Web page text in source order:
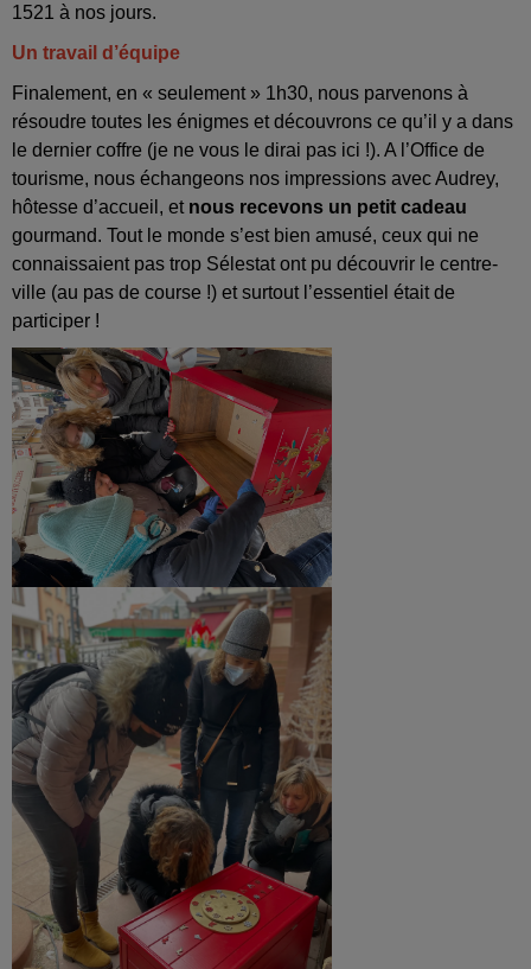
1521 à nos jours.
Un travail d’équipe
Finalement, en « seulement » 1h30, nous parvenons à
résoudre toutes les énigmes et découvrons ce qu’il y a dans
le dernier coffre (je ne vous le dirai pas ici !). A l’Office de
tourisme, nous échangeons nos impressions avec Audrey,
hôtesse d’accueil, et nous recevons un petit cadeau
gourmand. Tout le monde s’est bien amusé, ceux qui ne
connaissaient pas trop Sélestat ont pu découvrir le centre-
ville (au pas de course !) et surtout l’essentiel était de
participer !